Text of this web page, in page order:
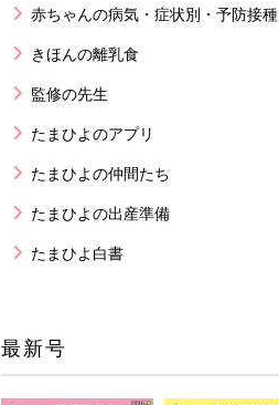
赤ちゃんの病気・症状別・予防接種
きほんの離乳食
監修の先生
たまひよのアプリ
たまひよの仲間たち
たまひよの出産準備
たまひよ白書
最新号